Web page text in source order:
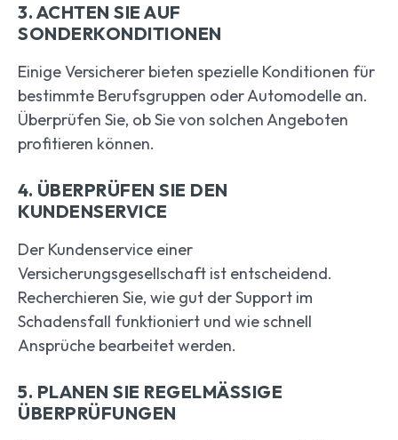
3. ACHTEN SIE AUF
SONDERKONDITIONEN
Einige Versicherer bieten spezielle Konditionen für
bestimmte Berufsgruppen oder Automodelle an.
Überprüfen Sie, ob Sie von solchen Angeboten
profitieren können.
4. ÜBERPRÜFEN SIE DEN
KUNDENSERVICE
Der Kundenservice einer
Versicherungsgesellschaft ist entscheidend.
Recherchieren Sie, wie gut der Support im
Schadensfall funktioniert und wie schnell
Ansprüche bearbeitet werden.
5. PLANEN SIE REGELMÄSSIGE Ü
BERPRÜFUNGEN